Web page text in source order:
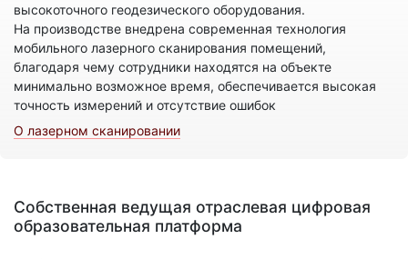
высокоточного геодезического оборудования.
На производстве внедрена современная технология
мобильного лазерного сканирования помещений,
благодаря чему сотрудники находятся на объекте
минимально возможное время, обеспечивается высокая
точность измерений и отсутствие ошибок
О лазерном сканировании
Собственная ведущая отраслевая цифровая
образовательная платформа